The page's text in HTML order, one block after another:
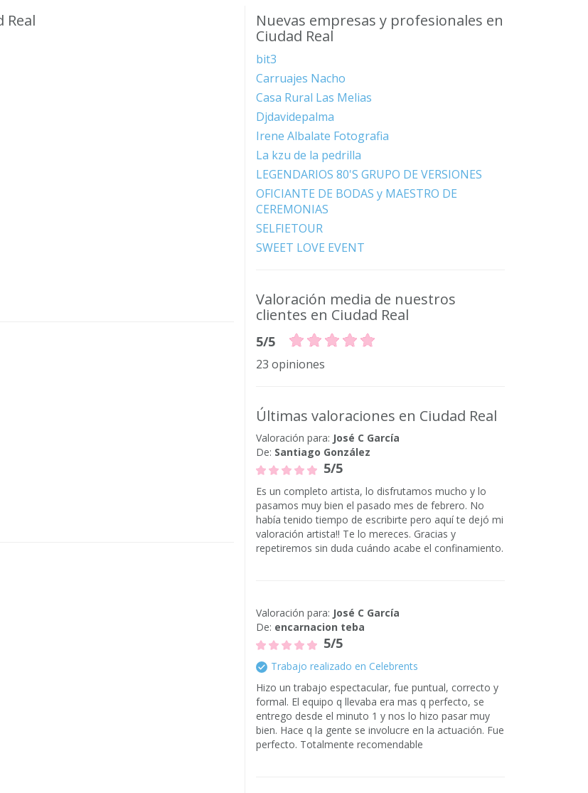
Real
Nuevas empresas y profesionales en
Ciudad Real
bit3
Carruajes Nacho
Casa Rural Las Melias
Djdavidepalma
Irene Albalate Fotografia
La kzu de la pedrilla
LEGENDARIOS 80'S GRUPO DE VERSIONES
OFICIANTE DE BODAS y MAESTRO DE
CEREMONIAS
SELFIETOUR
SWEET LOVE EVENT
Valoración media de nuestros
clientes en Ciudad Real
5/5
23 opiniones
Últimas valoraciones en Ciudad Real
Valoración para: José C García
De: Santiago González
5/5
Es un completo artista, lo disfrutamos mucho y lo
pasamos muy bien el pasado mes de febrero. No
había tenido tiempo de escribirte pero aquí te dejó mi
valoración artista!! Te lo mereces. Gracias y
repetiremos sin duda cuándo acabe el confinamiento.
Valoración para: José C García
De: encarnacion teba
5/5
Trabajo realizado en Celebrents
Hizo un trabajo espectacular, fue puntual, correcto y
formal. El equipo q llevaba era mas q perfecto, se
entrego desde el minuto 1 y nos lo hizo pasar muy
bien. Hace q la gente se involucre en la actuación. Fue
perfecto. Totalmente recomendable